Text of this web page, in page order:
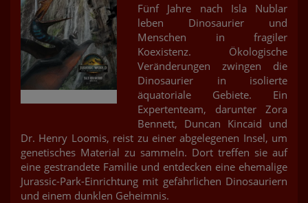
Fünf Jahre nach Isla Nublar
leben Dinosaurier und
Menschen in fragiler
Koexistenz. Ökologische
Veränderungen zwingen die
Dinosaurier in isolierte
äquatoriale Gebiete. Ein
Expertenteam, darunter Zora
Bennett, Duncan Kincaid und
Dr. Henry Loomis, reist zu einer abgelegenen Insel, um
genetisches Material zu sammeln. Dort treffen sie auf
eine gestrandete Familie und entdecken eine ehemalige
Jurassic-Park-Einrichtung mit gefährlichen Dinosauriern
und einem dunklen Geheimnis.